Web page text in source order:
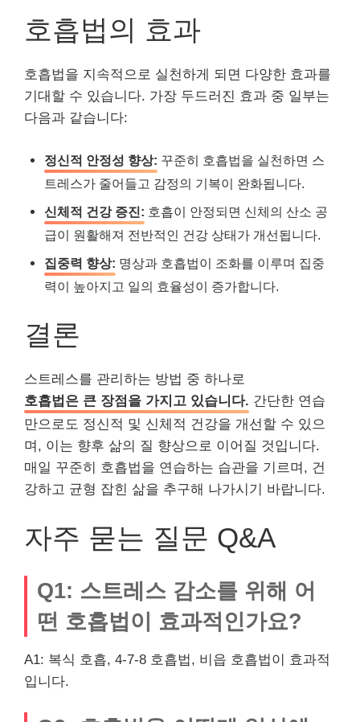
호흡법의 효과
호흡법을 지속적으로 실천하게 되면 다양한 효과를
기대할 수 있습니다. 가장 두드러진 효과 중 일부는
다음과 같습니다:
정신적 안정성 향상: 꾸준히 호흡법을 실천하면 스
트레스가 줄어들고 감정의 기복이 완화됩니다.
신체적 건강 증진: 호흡이 안정되면 신체의 산소 공
급이 원활해져 전반적인 건강 상태가 개선됩니다.
집중력 향상: 명상과 호흡법이 조화를 이루며 집중
력이 높아지고 일의 효율성이 증가합니다.
결론
스트레스를 관리하는 방법 중 하나로
호흡법은 큰 장점을 가지고 있습니다. 간단한 연습
만으로도 정신적 및 신체적 건강을 개선할 수 있으
며, 이는 향후 삶의 질 향상으로 이어질 것입니다.
매일 꾸준히 호흡법을 연습하는 습관을 기르며, 건
강하고 균형 잡힌 삶을 추구해 나가시기 바랍니다.
자주 묻는 질문 Q&A
Q1: 스트레스 감소를 위해 어
떤 호흡법이 효과적인가요?
A1: 복식 호흡, 4-7-8 호흡법, 비읍 호흡법이 효과적
입니다.